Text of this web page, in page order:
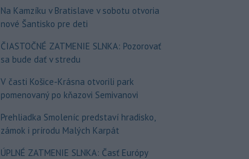
Na Kamzíku v Bratislave v sobotu otvoria
nové Šantisko pre deti
ČIASTOČNÉ ZATMENIE SLNKA: Pozorovať
sa bude dať v stredu
V časti Košice-Krásna otvorili park
pomenovaný po kňazovi Semivanovi
Prehliadka Smoleníc predstaví hradisko,
zámok i prírodu Malých Karpát
ÚPLNÉ ZATMENIE SLNKA: Časť Európy